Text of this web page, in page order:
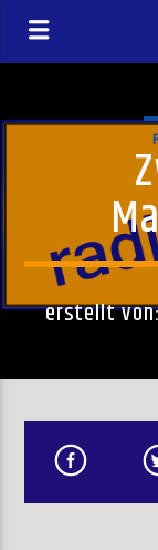
erstellt